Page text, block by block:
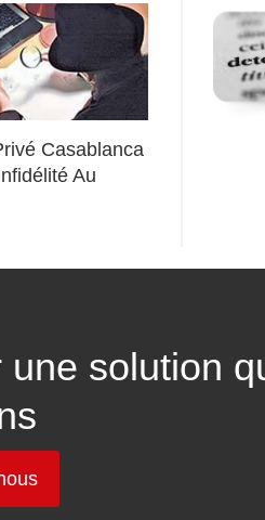
Casablanca
Au
solution